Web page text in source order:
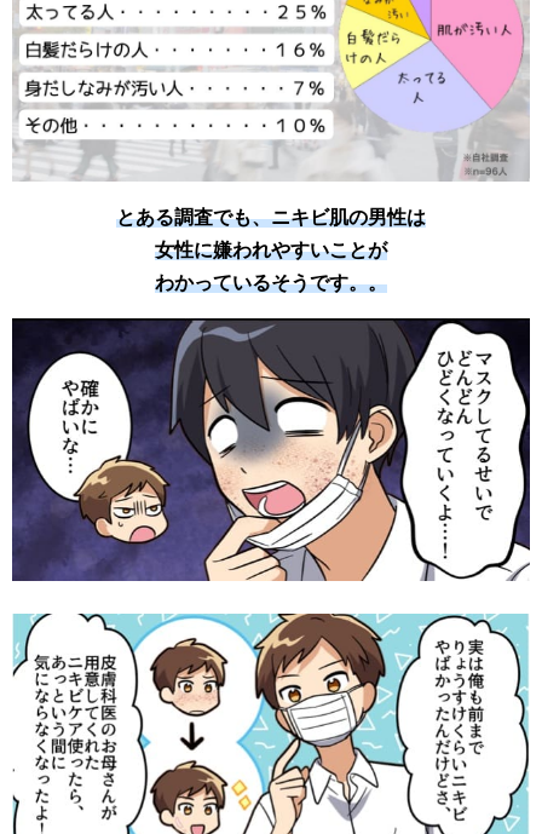
とある調査でも、ニキビ肌の男性は
女性に嫌われやすいことが
わかっているそうです。。